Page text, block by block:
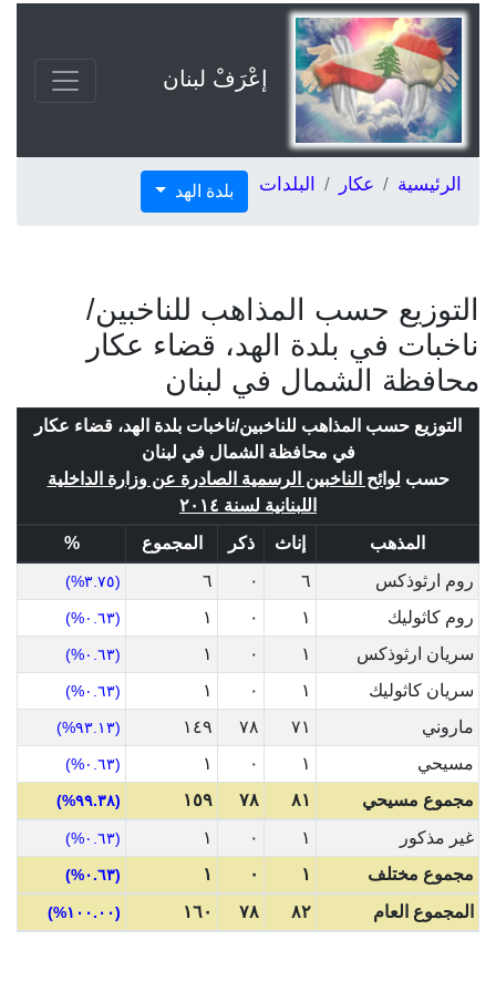
إعْرَفْ لبنان
الرئيسية عكار البلدات بلدة الهد
التوزيع حسب المذاهب للناخبين/
ناخبات في بلدة الهد، قضاء عكار
محافظة الشمال في لبنان
التوزيع حسب المذاهب للناخبين/ناخبات بلدة الهد، قضاء عكار
في محافظة الشمال في لبنان
حسب لوائح الناخبين الرسمية الصادرة عن وزارة الداخلية
اللبنانية لسنة ٢٠١٤
المذهب
إناث ذكر المجموع
%
روم ارثوذكس
٦ ٠ ٦ (٣.٧٥%)
روم كاثوليك ١ ٠ ١ (٠.٦٣%)
سريان ارثوذكس ١ ٠ ١ (٠.٦٣%)
سريان كاثوليك ١ ٠ ١ (٠.٦٣%)
ماروني ٧١ ٧٨ ١٤٩ (٩٣.١٣%)
مسيحي ١ ٠ ١ (٠.٦٣%)
مجموع مسيحي ٨١ ٧٨ ١٥٩ (٩٩.٣٨%)
غير مذكور ١ ٠ ١ (٠.٦٣%)
مجموع مختلف ١ ٠ ١ (٠.٦٣%)
المجموع العام ٨٢ ٧٨ ١٦٠ (١٠٠.٠٠%)